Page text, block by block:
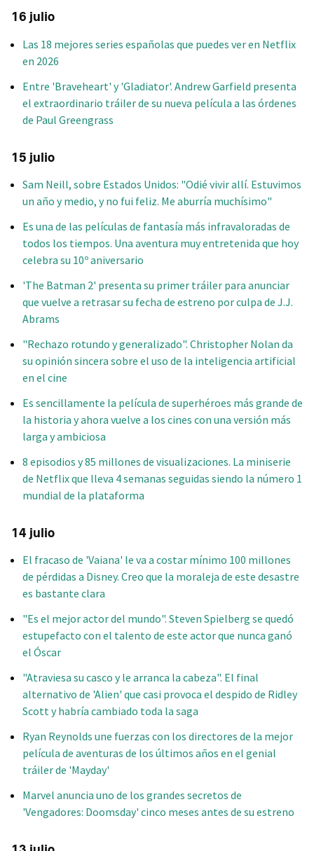
16 julio
Las 18 mejores series españolas que puedes ver en Netflix
en 2026
Entre 'Braveheart' y 'Gladiator'. Andrew Garfield presenta
el extraordinario tráiler de su nueva película a las órdenes
de Paul Greengrass
15 julio
Sam Neill, sobre Estados Unidos: "Odié vivir allí. Estuvimos
un año y medio, y no fui feliz. Me aburría muchísimo"
Es una de las películas de fantasía más infravaloradas de
todos los tiempos. Una aventura muy entretenida que hoy
celebra su 10º aniversario
'The Batman 2' presenta su primer tráiler para anunciar
que vuelve a retrasar su fecha de estreno por culpa de J.J.
Abrams
"Rechazo rotundo y generalizado". Christopher Nolan da
su opinión sincera sobre el uso de la inteligencia artificial
en el cine
Es sencillamente la película de superhéroes más grande de
la historia y ahora vuelve a los cines con una versión más
larga y ambiciosa
8 episodios y 85 millones de visualizaciones. La miniserie
de Netflix que lleva 4 semanas seguidas siendo la número 1
mundial de la plataforma
14 julio
El fracaso de 'Vaiana' le va a costar mínimo 100 millones
de pérdidas a Disney. Creo que la moraleja de este desastre
es bastante clara
"Es el mejor actor del mundo". Steven Spielberg se quedó
estupefacto con el talento de este actor que nunca ganó
el Óscar
"Atraviesa su casco y le arranca la cabeza". El final
alternativo de 'Alien' que casi provoca el despido de Ridley
Scott y habría cambiado toda la saga
Ryan Reynolds une fuerzas con los directores de la mejor
película de aventuras de los últimos años en el genial
tráiler de 'Mayday'
Marvel anuncia uno de los grandes secretos de
'Vengadores: Doomsday' cinco meses antes de su estreno